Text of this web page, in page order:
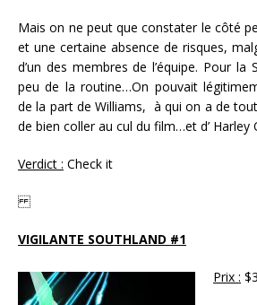
Mais on ne peut que constater le côté
et une certaine absence de risques,
d’un des membres de l’équipe. Pour la
peu de la routine…On pouvait
de la part de Williams, à qui on a de
de bien coller au cul du film…et d’ Harley
Verdict : Check it
VIGILANTE SOUTHLAND #1
Prix :